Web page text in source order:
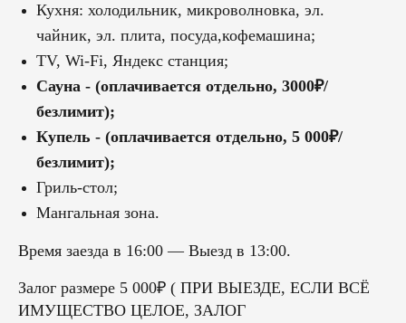
Кухня: холодильник, микроволновка, эл.
чайник, эл. плита, посуда,кофемашина;
TV, Wi-Fi, Яндекс станция;
Сауна - (оплачивается отдельно, 3000₽/
безлимит);
Купель - (оплачивается отдельно, 5 000₽/
безлимит);
Гриль-стол;
Мангальная зона.
Время заезда в 16:00 — Выезд в 13:00.
Залог размере 5 000₽ ( ПРИ ВЫЕЗДЕ, ЕСЛИ ВСЁ
ИМУЩЕСТВО ЦЕЛОЕ, ЗАЛОГ